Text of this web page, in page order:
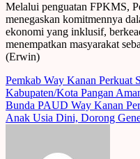
Melalui penguatan FPKMS,
menegaskan komitmennya
ekonomi yang inklusif,
menempatkan masyarakat
(Erwin)
Post
navigation
Pemkab Way Kanan Perkuat
Kabupaten/Kota Pangan
Bunda PAUD Way Kanan
Anak Usia Dini, Dorong